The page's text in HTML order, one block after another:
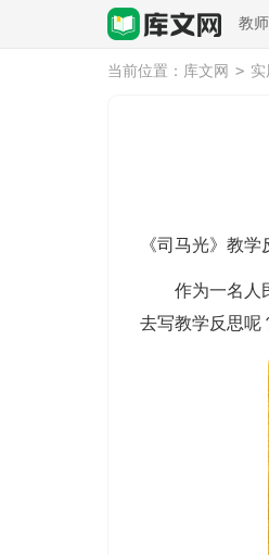
教
当前位置： 库文网 > 实
《司马光》教学
作为一名人民
去写教学反思呢